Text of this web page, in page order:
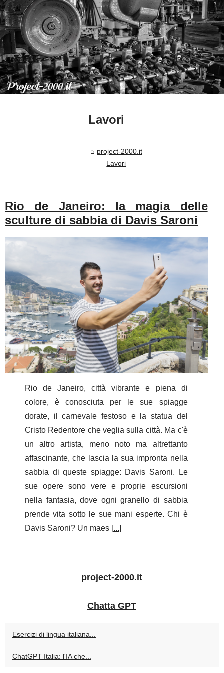
Lavori
project-2000.it
Lavori
Rio de Janeiro: la magia delle
sculture di sabbia di Davis Saroni
Rio de Janeiro, città vibrante e piena di
colore, è conosciuta per le sue spiagge
dorate, il carnevale festoso e la statua del
Cristo Redentore che veglia sulla città. Ma c'è
un altro artista, meno noto ma altrettanto
affascinante, che lascia la sua impronta nella
sabbia di queste spiagge: Davis Saroni. Le
sue opere sono vere e proprie escursioni
nella fantasia, dove ogni granello di sabbia
prende vita sotto le sue mani esperte. Chi è
Davis Saroni? Un maes [...]
project-2000.it
Chatta GPT
Esercizi di lingua italiana...
ChatGPT Italia: l'IA che...